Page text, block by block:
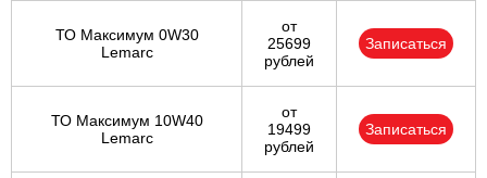
ТО Максимум 0W30
Lemarc
от
25699
рублей
Записаться
ТО Максимум 10W40
Lemarc
от
19499
рублей
Записаться